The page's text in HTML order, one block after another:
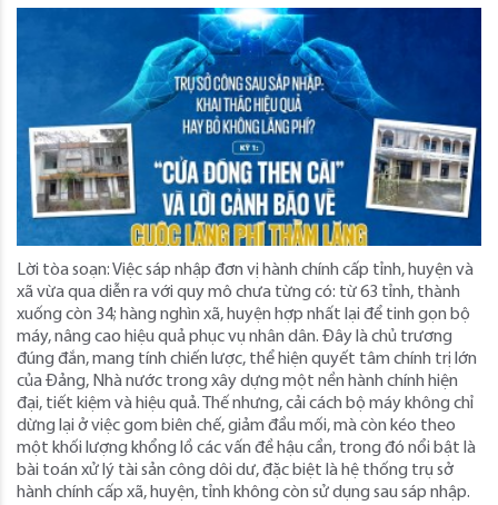
Lời tòa soạn: Việc sáp nhập đơn vị hành chính cấp tỉnh, huyện và
xã vừa qua diễn ra với quy mô chưa từng có: từ 63 tỉnh, thành
xuống còn 34; hàng nghìn xã, huyện hợp nhất lại để tinh gọn bộ
máy, nâng cao hiệu quả phục vụ nhân dân. Đây là chủ trương
đúng đắn, mang tính chiến lược, thể hiện quyết tâm chính trị lớn
của Đảng, Nhà nước trong xây dựng một nền hành chính hiện
đại, tiết kiệm và hiệu quả. Thế nhưng, cải cách bộ máy không chỉ
dừng lại ở việc gom biên chế, giảm đầu mối, mà còn kéo theo
một khối lượng khổng lồ các vấn đề hậu cần, trong đó nổi bật là
bài toán xử lý tài sản công dôi dư, đặc biệt là hệ thống trụ sở
hành chính cấp xã, huyện, tỉnh không còn sử dụng sau sáp nhập.